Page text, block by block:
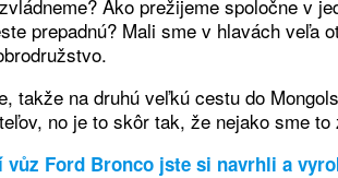
Ako prežijeme spoločne v
prepadnú? Mali sme v hlavách
takže na druhú veľkú cestu do
no je to skôr tak, že nejako sme
Ford Bronco jste si navrhli a